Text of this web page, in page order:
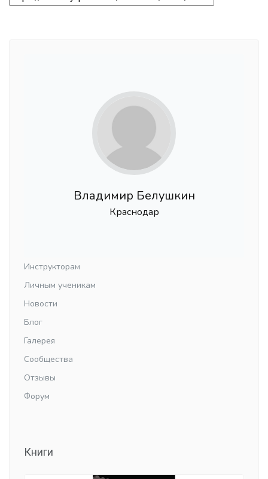
Владимир Белушкин
Краснодар
Инструкторам
Личным ученикам
Новости
Блог
Галерея
Сообщества
Отзывы
Форум
Книги